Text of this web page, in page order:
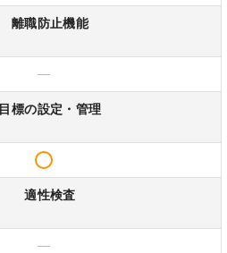
離職防止機能
—
目標の設定・管理
適性検査
—